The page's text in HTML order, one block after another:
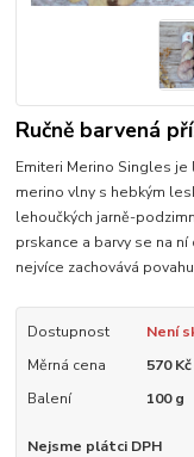
Ručně barvená
Emiteri Merino Singles
merino vlny s hebkým
lehoučkých jarně-
prskance a barvy se na
nejvíce zachovává povahu
Dostupnost
Není
Měrná cena
570
Balení
100 g
Nejsme plátci DPH